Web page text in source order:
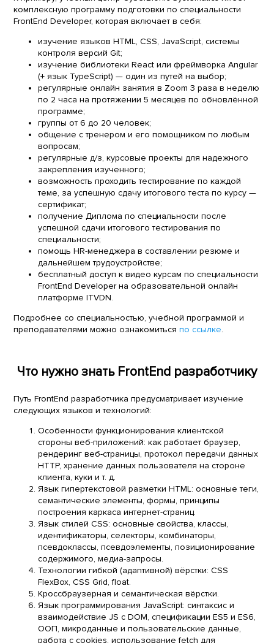
комплексную программу подготовки по специальности
FrontEnd Developer, которая включает в себя:
изучение языков HTML, CSS, JavaScript, системы
контроля версий Git;
изучение библиотеки React или фреймворка Angular
(+ язык TypeScript) — один из путей на выбор;
регулярные онлайн занятия в Zoom 3 раза в неделю
по 2 часа на протяжении 5 месяцев по обновлённой
программе;
группы от 6 до 20 человек;
общение с тренером и его помощником по любым
вопросам;
регулярные д/з, курсовые проекты для надежного
закрепления изученного;
возможность проходить тестирование по каждой
теме, за успешную сдачу итогового теста по курсу —
сертификат;
получение Диплома по специальности после
успешной сдачи итогового тестирования по
специальности;
помощь HR-менеджера в составлении резюме и
дальнейшем трудоустройстве;
бесплатный доступ к видео курсам по специальности
FrontEnd Developer на образовательной онлайн
платформе ITVDN.
Подробнее со специальностью, учебной программой и
преподавателями можно ознакомитьсяпо ссылке.
Что нужно знать FrontEnd разработчику
Путь FrontEnd разработчика предусматривает изучение
следующих языков и технологий:
Особенности функционирования клиентской
стороны веб-приложений: как работает браузер,
рендеринг веб-страницы, протокол передачи данных
HTTP, хранение данных пользователя на стороне
клиента, куки и т. д.
Язык гипертекстовой разметки HTML: основные теги,
семантические элементы, формы, принципы
построения каркаса интернет-страниц.
Язык стилей CSS: основные свойства, классы,
идентификаторы, селекторы, комбинаторы,
псевдоклассы, псевдоэлементы, позиционирование
содержимого, медиа-запросы.
Технологии гибкой (адаптивной) вёрстки: CSS
FlexBox, CSS Grid, float.
Кроссбраузерная и семантическая вёрстки.
Язык программирования JavaScript: синтаксис и
взаимодействие JS с DOM, спецификации ES5 и ES6,
ООП, микроданные и пользовательские данные,
работа с cookies, использование fetch для